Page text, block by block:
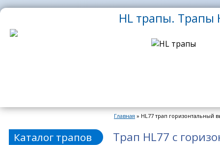
Перейти к основному содержаниюHL трапы. Трапы
Главная » HL77 трап горизонтальный
Трап HL77 с
Каталог трапов